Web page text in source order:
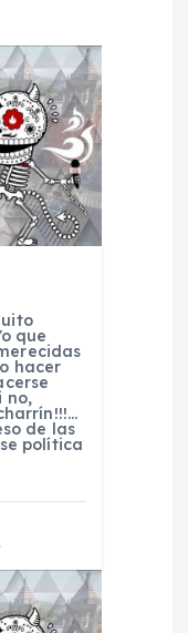
que
hacer
no,
de las
política